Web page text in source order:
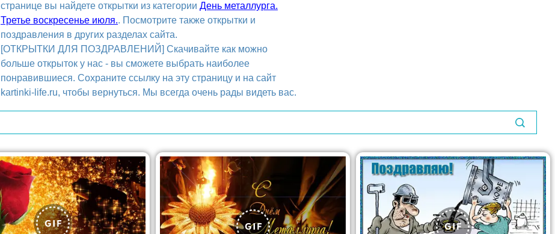
странице вы найдете открытки из категории День металлурга.
Третье воскресенье июля.. Посмотрите также открытки и
поздравления в других разделах сайта.
[ОТКРЫТКИ ДЛЯ ПОЗДРАВЛЕНИЙ] Скачивайте как можно
больше открыток у нас - вы сможете выбрать наиболее
понравившиеся. Сохраните ссылку на эту страницу и на сайт
kartinki-life.ru, чтобы вернуться. Мы всегда очень рады видеть вас.